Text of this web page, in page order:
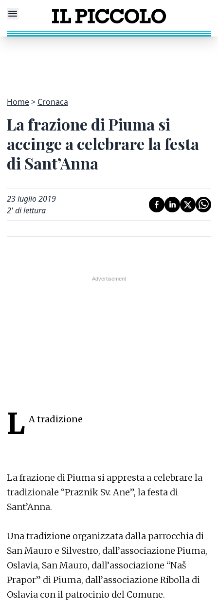
Home Cronaca
La frazione di Piuma si
accinge a celebrare la festa
di Sant’Anna
23 luglio 2019
2' di lettura
L A tradizione
La frazione di Piuma si appresta a celebrare la
tradizionale “Praznik Sv. Ane”, la festa di
Sant’Anna.
Una tradizione organizzata dalla parrocchia di
San Mauro e Silvestro, dall’associazione Piuma,
Oslavia, San Mauro, dall’associazione “Naš
Prapor” di Piuma, dall’associazione Ribolla di
Oslavia con il patrocinio del Comune.